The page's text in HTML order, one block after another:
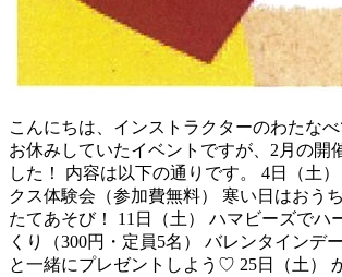
こんにちは、インストラクターのわたなべ
お休みしていたイベントですが、2月の開
した！ 内容は以下の通りです。 4日（土
クス体験会（参加費無料） 寒い日はおう
たてあそび！ 11日（土） ハマビーズでハ
くり（300円・定員5名） バレンタインデ
と一緒にプレゼントしよう♡ 25日（土）